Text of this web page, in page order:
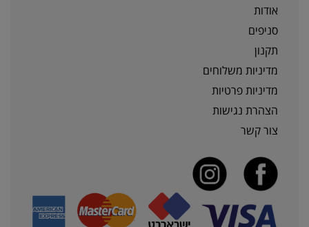
אודות
סניפים
תקנון
מדיניות משלוחים
מדיניות פרטיות
הצהרת נגישות
צור קשר